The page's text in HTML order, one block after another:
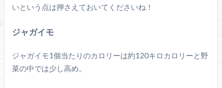
いという点は押さえておいてくださいね！
ジャガイモ
ジャガイモ1個当たりのカロリーは約120キロカロリーと野
菜の中では少し高め。